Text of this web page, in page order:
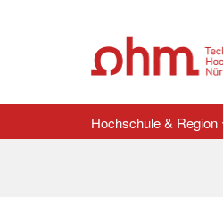
Hochschule & Region